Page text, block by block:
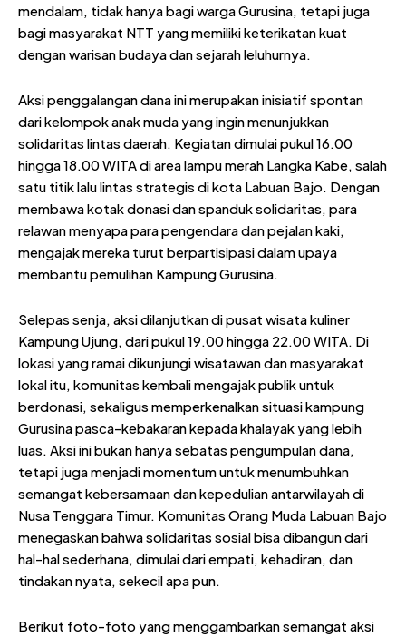
mendalam, tidak hanya bagi warga Gurusina, tetapi juga
bagi masyarakat NTT yang memiliki keterikatan kuat
dengan warisan budaya dan sejarah leluhurnya.
Aksi penggalangan dana ini merupakan inisiatif spontan
dari kelompok anak muda yang ingin menunjukkan
solidaritas lintas daerah. Kegiatan dimulai pukul 16.00
hingga 18.00 WITA di area lampu merah Langka Kabe, salah
satu titik lalu lintas strategis di kota Labuan Bajo. Dengan
membawa kotak donasi dan spanduk solidaritas, para
relawan menyapa para pengendara dan pejalan kaki,
mengajak mereka turut berpartisipasi dalam upaya
membantu pemulihan Kampung Gurusina.
Selepas senja, aksi dilanjutkan di pusat wisata kuliner
Kampung Ujung, dari pukul 19.00 hingga 22.00 WITA. Di
lokasi yang ramai dikunjungi wisatawan dan masyarakat
lokal itu, komunitas kembali mengajak publik untuk
berdonasi, sekaligus memperkenalkan situasi kampung
Gurusina pasca-kebakaran kepada khalayak yang lebih
luas. Aksi ini bukan hanya sebatas pengumpulan dana,
tetapi juga menjadi momentum untuk menumbuhkan
semangat kebersamaan dan kepedulian antarwilayah di
Nusa Tenggara Timur. Komunitas Orang Muda Labuan Bajo
menegaskan bahwa solidaritas sosial bisa dibangun dari
hal-hal sederhana, dimulai dari empati, kehadiran, dan
tindakan nyata, sekecil apa pun.
Berikut foto-foto yang menggambarkan semangat aksi